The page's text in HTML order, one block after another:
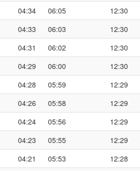
04:34 06:05 12:30
04:33 06:03 12:30
04:31 06:02 12:30
04:29 06:00 12:30
04:28 05:59 12:29
04:26 05:58 12:29
04:24 05:56 12:29
04:23 05:55 12:29
04:21 05:53 12:28